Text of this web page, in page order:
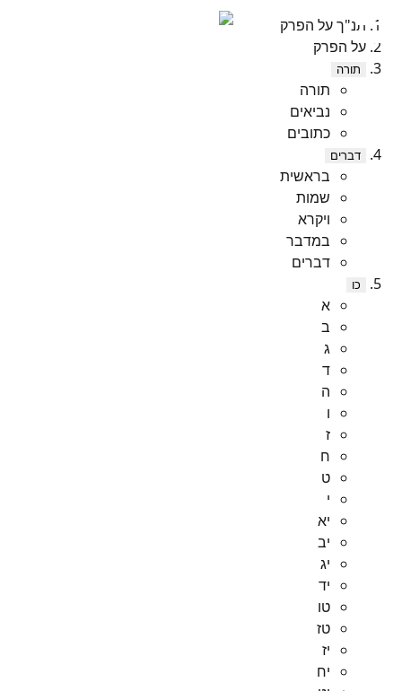
תנ"ך על הפרק
על הפרק
תורה
תורה
נביאים
כתובים
דברים
בראשית
שמות
ויקרא
במדבר
דברים
כו
א
ב
ג
ד
ה
ו
ז
ח
ט
י
יא
יב
יג
יד
טו
טז
יז
יח